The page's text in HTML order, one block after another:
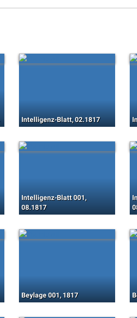
Intelligenz-Blatt, 02.1817
Intelligenz-Blatt 001,
08.1817
Beylage 001, 1817